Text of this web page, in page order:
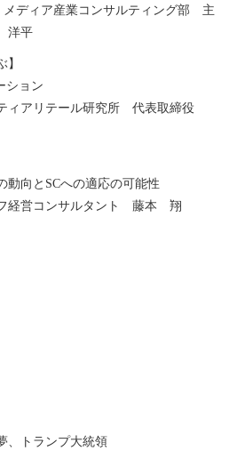
ディア産業コンサルティング部 主
洋平
】
ション
アリテール研究所 代表取締役
動向とSCへの適応の可能性
経営コンサルタント 藤本 翔
、トランプ大統領